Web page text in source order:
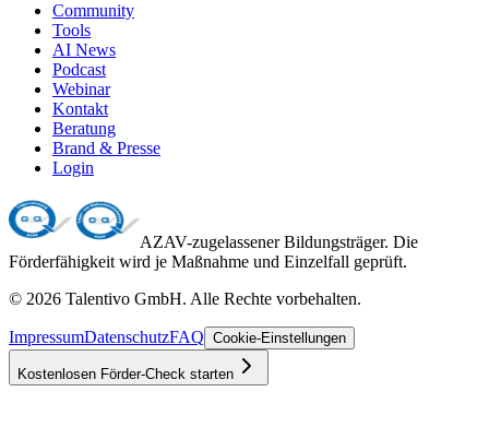
Community
Tools
AI News
Podcast
Webinar
Kontakt
Beratung
Brand & Presse
Login
AZAV-zugelassener Bildungsträger. Die
Förderfähigkeit wird je Maßnahme und Einzelfall geprüft.
© 2026 Talentivo GmbH. Alle Rechte vorbehalten.
ImpressumDatenschutzFAQ Cookie-Einstellungen
Kostenlosen Förder-Check starten